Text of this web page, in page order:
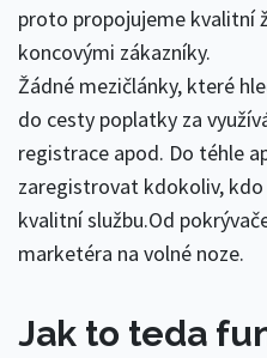
proto propojujeme kvalitní
koncovými zákazníky.
Žádné mezičlánky, které
do cesty poplatky za
registrace apod. Do téhle
zaregistrovat kdokoliv,
kvalitní službu.Od
marketéra na volné noze.
Jak to teda